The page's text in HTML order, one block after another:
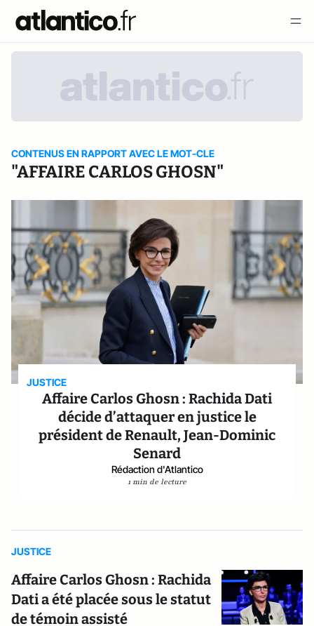
CONTENUS EN RAPPORT AVEC LE MOT-CLE
"AFFAIRE CARLOS GHOSN"
JUSTICE
Affaire Carlos Ghosn : Rachida Dati
décide d’attaquer en justice le
président de Renault, Jean-Dominic
Senard
Rédaction d'Atlantico
1 min de lecture
JUSTICE
Affaire Carlos Ghosn : Rachida
Dati a été placée sous le statut
de témoin assisté